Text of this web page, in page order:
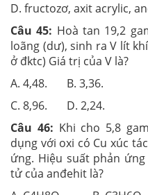
D. fructozơ, axit acrylic,
Câu 45: Hoà tan 19,2
loãng (dư), sinh ra V lít
ở đktc) Giá trị của V là?
A. 4,48. B. 3,36.
C. 8,96. D. 2,24.
Câu 46: Khi cho 5,8
dụng với oxi có Cu xúc
ứng. Hiệu suất phản
tử của anđehit là?